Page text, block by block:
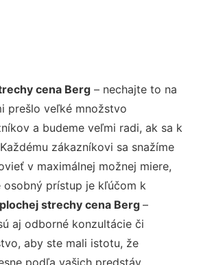
cena Berg – nechajte to na
prešlo veľké množstvo
a budeme veľmi radi, ak sa k
zákazníkovi sa snažíme
v maximálnej možnej miere,
osobný prístup je kľúčom k
strechy cena Berg –
aj odborné konzultácie či
aby ste mali istotu, že
podľa vašich predstáv.